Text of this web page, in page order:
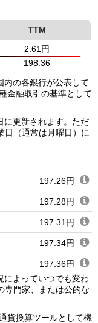
TTM
2.61円
198.36
内の各銀行が公表して
金融取引の基準として
に更新されます。ただ
日（通常は月曜日）に
197.26円
197.28円
197.31円
197.34円
197.36円
197.39円
によっていつでも変わ
専門家、または公的な
貨換算ツールとして機